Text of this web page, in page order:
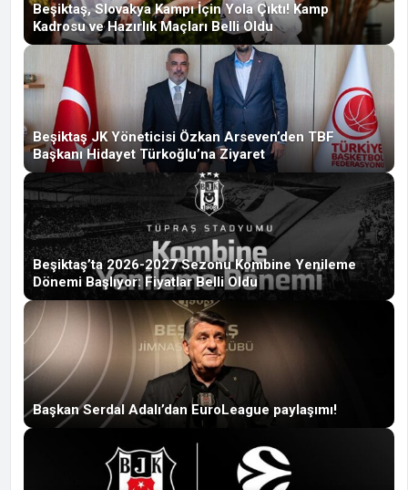
Beşiktaş, Slovakya Kampı İçin Yola Çıktı! Kamp
Kadrosu ve Hazırlık Maçları Belli Oldu
Beşiktaş JK Yöneticisi Özkan Arseven’den TBF
Başkanı Hidayet Türkoğlu’na Ziyaret
Beşiktaş’ta 2026-2027 Sezonu Kombine Yenileme
Dönemi Başlıyor: Fiyatlar Belli Oldu
Başkan Serdal Adalı’dan EuroLeague paylaşımı!